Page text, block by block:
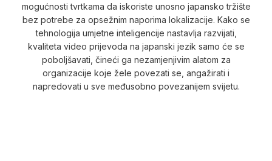
mogućnosti tvrtkama da iskoriste unosno japansko tržište
bez potrebe za opsežnim naporima lokalizacije. Kako se
tehnologija umjetne inteligencije nastavlja razvijati,
kvaliteta video prijevoda na japanski jezik samo će se
poboljšavati, čineći ga nezamjenjivim alatom za
organizacije koje žele povezati se, angažirati i
napredovati u sve međusobno povezanijem svijetu.